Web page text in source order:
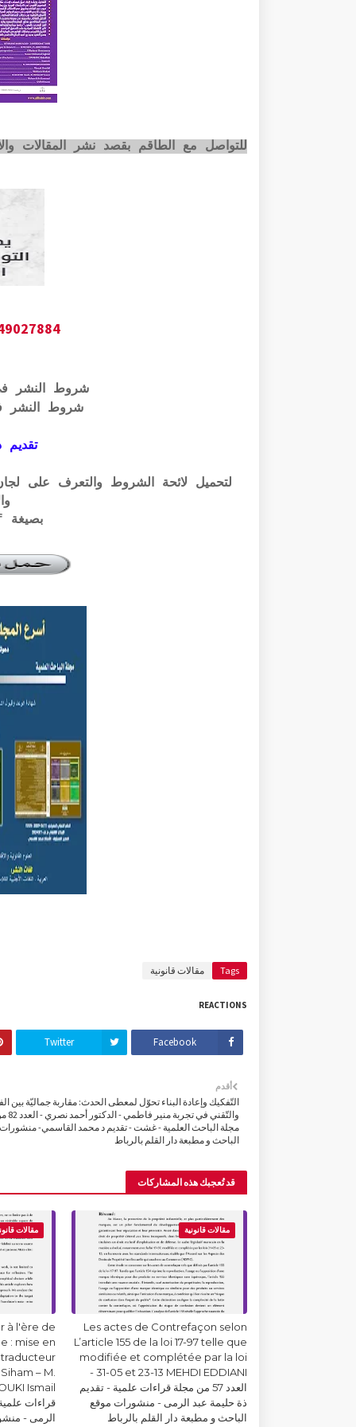
للتواصل مع الطاقم بقصد نشر المقالات
شروط النشر
شروط النشر
بصيغة pdf الرابط أسفله:
Tags مقالات قانونية
REACTIONS
Facebook
Twitter
أقدم
التّفكيك وإعادة البناء تحوّل لمعطى الحدث: مقاربة جماليّة بين
والتّقني في تجربة منير
مجلة الباحث العلمية - غشت - تقديم د محمد القاسمي-
الباحث و مطبعة دار القلم بالرباط
قد تُعجبك هذه المشاركات
مقالات قانونية
Les actes de Contrefaçon selon
L’article 155 de la loi 17-97 telle que
modifiée et complétée par la loi
31-05 et 23-13 MEHDI EDDIANI -
العدد 57 من مجلة قراءات علمية - تقديم
ذة حليمة عبد الرمى - منشورات موقع
الباحث و مطبعة دار القلم بالرباط
مقالات
à l'ère de
: mise en
– M.
قراءات
الرمى -